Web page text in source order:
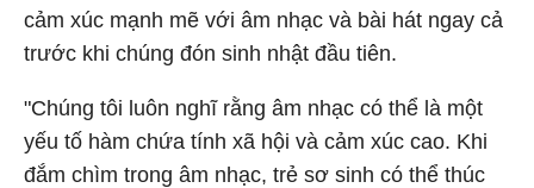
cảm xúc mạnh mẽ với âm nhạc và bài hát ngay cả
trước khi chúng đón sinh nhật đầu tiên.
"Chúng tôi luôn nghĩ rằng âm nhạc có thể là một
yếu tố hàm chứa tính xã hội và cảm xúc cao. Khi
đắm chìm trong âm nhạc, trẻ sơ sinh có thể thúc